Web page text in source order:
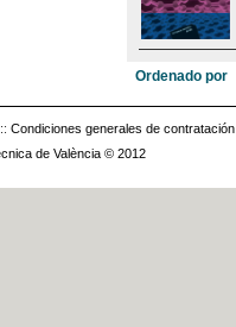
Ordenado por
:: Condiciones generales de contratación
de València © 2012